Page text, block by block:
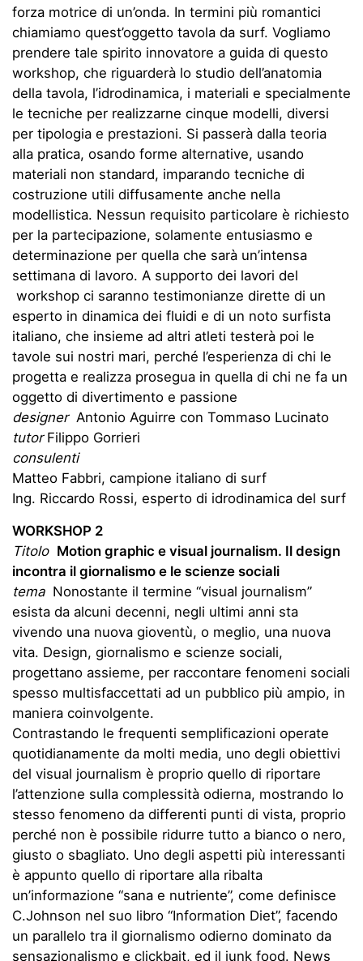
forza motrice di un’onda. In termini più romantici
chiamiamo quest’oggetto tavola da surf. Vogliamo
prendere tale spirito innovatore a guida di questo
workshop, che riguarderà lo studio dell’anatomia
della tavola, l’idrodinamica, i materiali e specialmente
le tecniche per realizzarne cinque modelli, diversi
per tipologia e prestazioni. Si passerà dalla teoria
alla pratica, osando forme alternative, usando
materiali non standard, imparando tecniche di
costruzione utili diffusamente anche nella
modellistica. Nessun requisito particolare è richiesto
per la partecipazione, solamente entusiasmo e
determinazione per quella che sarà un’intensa
settimana di lavoro. A supporto dei lavori del
workshop ci saranno testimonianze dirette di un
esperto in dinamica dei fluidi e di un noto surfista
italiano, che insieme ad altri atleti testerà poi le
tavole sui nostri mari, perché l’esperienza di chi le
progetta e realizza prosegua in quella di chi ne fa un
oggetto di divertimento e passione
designer Antonio Aguirre con Tommaso Lucinato
tutor Filippo Gorrieri
consulenti
Matteo Fabbri, campione italiano di surf
Ing. Riccardo Rossi, esperto di idrodinamica del surf
WORKSHOP 2
Titolo Motion graphic e visual journalism. Il design
incontra il giornalismo e le scienze sociali
tema Nonostante il termine “visual journalism”
esista da alcuni decenni, negli ultimi anni sta
vivendo una nuova gioventù, o meglio, una nuova
vita. Design, giornalismo e scienze sociali,
progettano assieme, per raccontare fenomeni sociali
spesso multisfaccettati ad un pubblico più ampio, in
maniera coinvolgente.
Contrastando le frequenti semplificazioni operate
quotidianamente da molti media, uno degli obiettivi
del visual journalism è proprio quello di riportare
l’attenzione sulla complessità odierna, mostrando lo
stesso fenomeno da differenti punti di vista, proprio
perché non è possibile ridurre tutto a bianco o nero,
giusto o sbagliato. Uno degli aspetti più interessanti
è appunto quello di riportare alla ribalta
un’informazione “sana e nutriente”, come definisce
C.Johnson nel suo libro “Information Diet”, facendo
un parallelo tra il giornalismo odierno dominato da
sensazionalismo e clickbait, ed il junk food. News